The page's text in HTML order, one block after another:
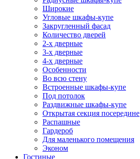
Широкие
Угловые шкафы-купе
Закругленный фасад
Количество дверей
2-х дверные
3-х дверные
4-х дверные
Особенности
Во всю стену
Встроенные шкафы-купе
Под потолок
Раздвижные шкафы-купе
Открытая секция посередине
Распашные
Гардероб
Для маленького помещения
Эконом
Гостиные